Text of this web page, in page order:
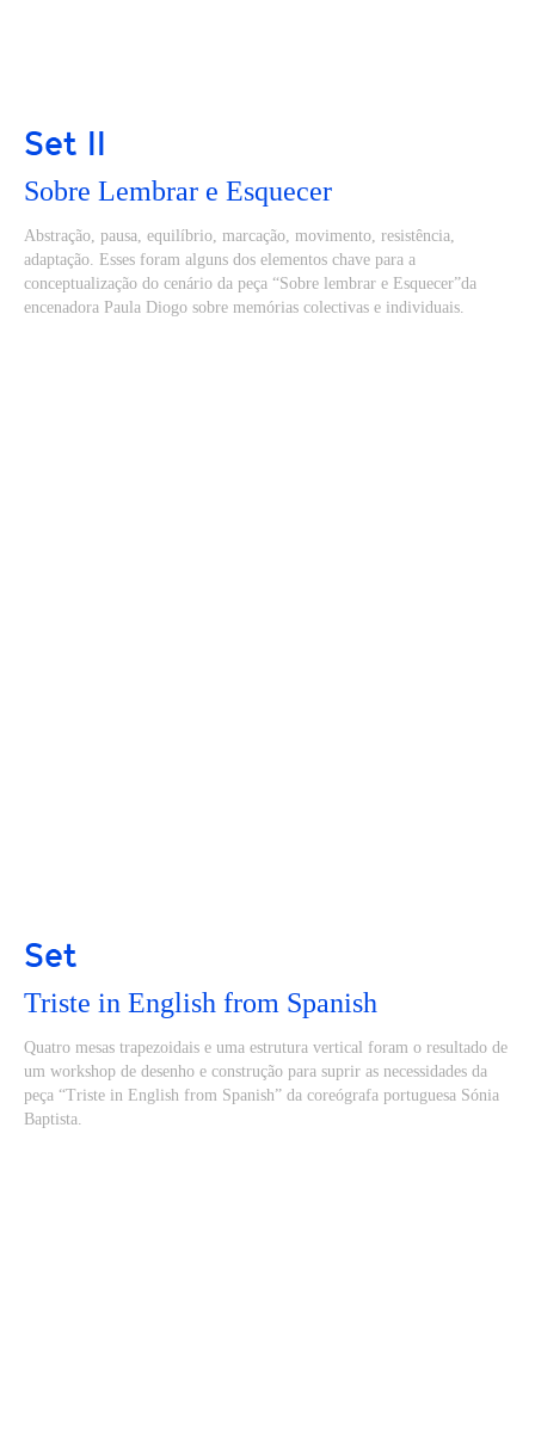
Set II
Sobre Lembrar e Esquecer
Abstração, pausa, equilíbrio, marcação, movimento, resistência,
adaptação. Esses foram alguns dos elementos chave para a
conceptualização do cenário da peça “Sobre lembrar e Esquecer”da
encenadora Paula Diogo sobre memórias colectivas e individuais.
Set
Triste in English from Spanish
Quatro mesas trapezoidais e uma estrutura vertical foram o resultado de
um workshop de desenho e construção para suprir as necessidades da
peça “Triste in English from Spanish” da coreógrafa portuguesa Sónia
Baptista.